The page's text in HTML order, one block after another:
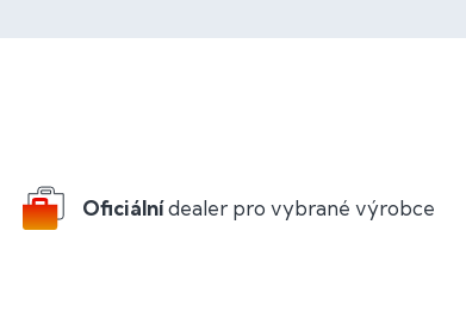
Oficiálnídealer pro vybrané výrobce